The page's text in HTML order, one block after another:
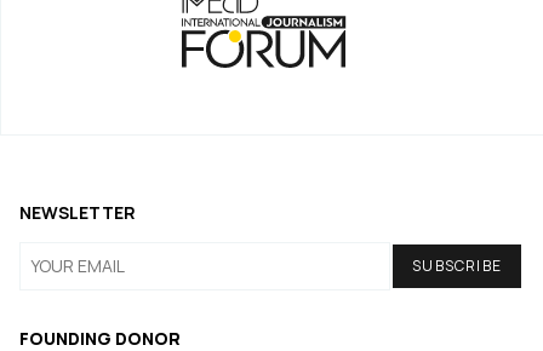
FOUNDING DONOR
NEWSLETTER